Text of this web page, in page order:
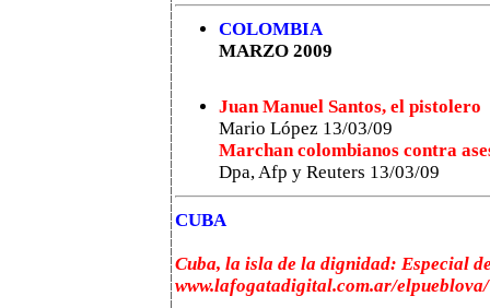
COLOMBIA
MARZO 2009
Juan Manuel Santos, el pistolero
Mario López 13/03/09
Marchan colombianos contra
Dpa, Afp y Reuters 13/03/09
CUBA
Cuba, la isla de la dignidad: Especial
www.lafogatadigital.com.ar/elpueblova/